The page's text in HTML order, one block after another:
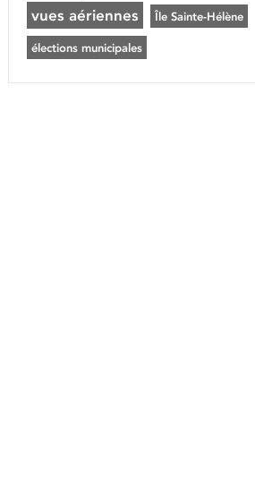
vues aériennes Île Sainte-Hélène
élections municipales